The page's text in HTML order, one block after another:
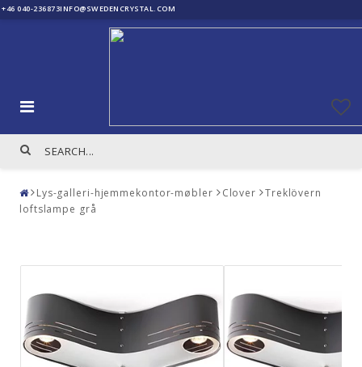
+46 040-236873INFO@SWEDENCRYSTAL.COM
Lys-galleri-hjemmekontor-møbler Clover
Treklövern
loftslampe grå